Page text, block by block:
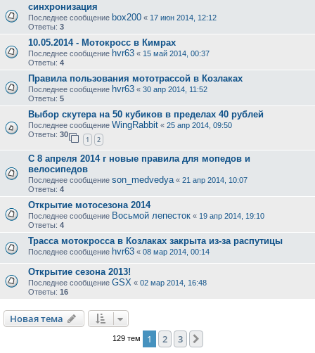
синхронизация
Последнее сообщение box200 « 17 июн 2014, 12:12
Ответы: 3
10.05.2014 - Мотокросс в Кимрах
Последнее сообщение hvr63 « 15 май 2014, 00:37
Ответы: 4
Правила пользования мототрассой в Козлаках
Последнее сообщение hvr63 « 30 апр 2014, 11:52
Ответы: 5
Выбор скутера на 50 кубиков в пределах 40 рублей
Последнее сообщение WingRabbit « 25 апр 2014, 09:50
Ответы: 30
1 2
С 8 апреля 2014 г новые правила для мопедов и
велосипедов
Последнее сообщение son_medvedya « 21 апр 2014, 10:07
Ответы: 4
Открытие мотосезона 2014
Последнее сообщение Восьмой лепесток « 19 апр 2014, 19:10
Ответы: 4
Трасса мотокросса в Козлаках закрыта из-за распутицы
Последнее сообщение hvr63 « 08 мар 2014, 00:14
Открытие сезона 2013!
Последнее сообщение GSX « 02 мар 2014, 16:48
Ответы: 16
Новая тема
129 тем 1 2 3